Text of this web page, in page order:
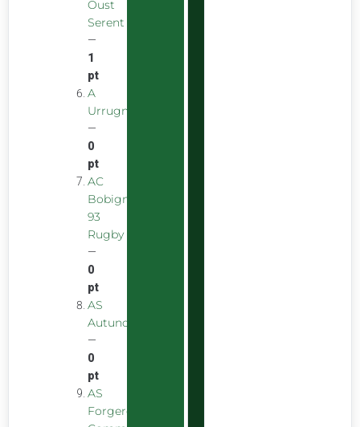
Oust
Serent
—
1
pt
A
Urrugnarrak
—
0
pt
AC
Bobigny
93
Rugby
—
0
pt
AS
Autunoise
—
0
pt
AS
Forgeron